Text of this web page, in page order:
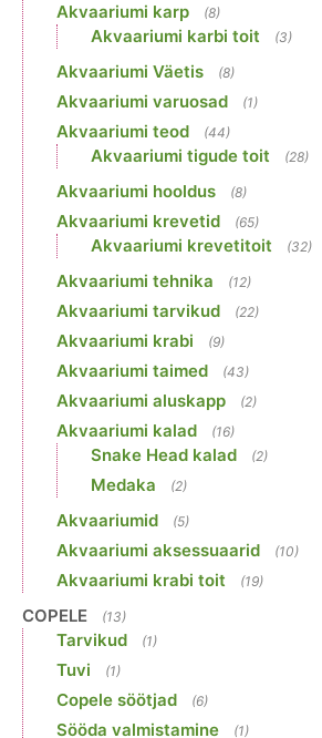
Akvaariumi karp (8)
Akvaariumi karbi toit (3)
Akvaariumi Väetis (8)
Akvaariumi varuosad (1)
Akvaariumi teod (44)
Akvaariumi tigude toit (28)
Akvaariumi hooldus (8)
Akvaariumi krevetid (65)
Akvaariumi krevetitoit (32)
Akvaariumi tehnika (12)
Akvaariumi tarvikud (22)
Akvaariumi krabi (9)
Akvaariumi taimed (43)
Akvaariumi aluskapp (2)
Akvaariumi kalad (16)
Snake Head kalad (2)
Medaka (2)
Akvaariumid (5)
Akvaariumi aksessuaarid (10)
Akvaariumi krabi toit (19)
COPELE (13)
Tarvikud (1)
Tuvi (1)
Copele söötjad (6)
Sööda valmistamine (1)